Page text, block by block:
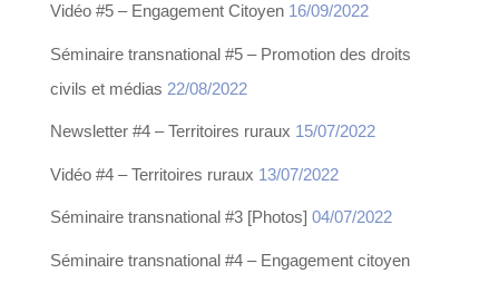
Vidéo #5 – Engagement Citoyen 16/09/2022
Séminaire transnational #5 – Promotion des droits
civils et médias 22/08/2022
Newsletter #4 – Territoires ruraux 15/07/2022
Vidéo #4 – Territoires ruraux 13/07/2022
Séminaire transnational #3 [Photos] 04/07/2022
Séminaire transnational #4 – Engagement citoyen